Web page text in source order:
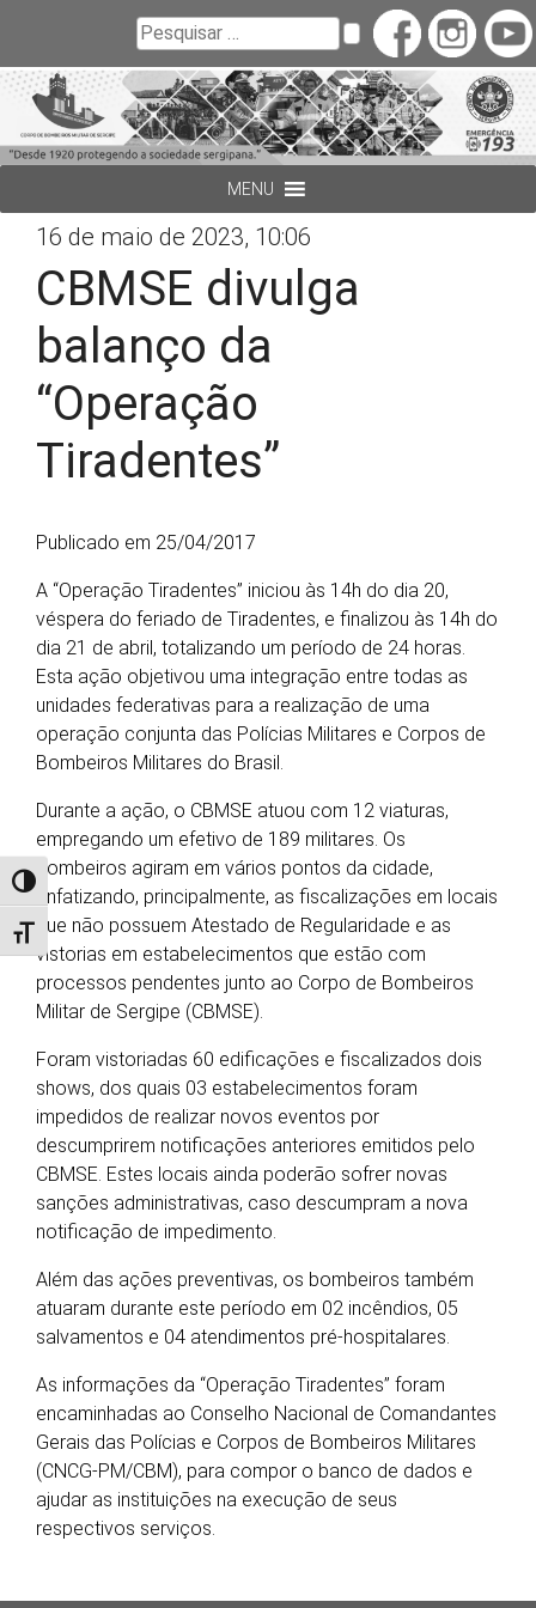
Alternar alto contraste
Alternar tamanho da fonte
Pesquisar Buscar
MENU
16 de maio de 2023, 10:06
CBMSE divulga
balanço da
“Operação
Tiradentes”
Publicado em 25/04/2017
A “Operação Tiradentes” iniciou às 14h do dia 20,
véspera do feriado de Tiradentes, e finalizou às 14h do
dia 21 de abril, totalizando um período de 24 horas.
Esta ação objetivou uma integração entre todas as
unidades federativas para a realização de uma
operação conjunta das Polícias Militares e Corpos de
Bombeiros Militares do Brasil.
Durante a ação, o CBMSE atuou com 12 viaturas,
empregando um efetivo de 189 militares. Os
bombeiros agiram em vários pontos da cidade,
enfatizando, principalmente, as fiscalizações em locais
que não possuem Atestado de Regularidade e as
vistorias em estabelecimentos que estão com
processos pendentes junto ao Corpo de Bombeiros
Militar de Sergipe (CBMSE).
Foram vistoriadas 60 edificações e fiscalizados dois
shows, dos quais 03 estabelecimentos foram
impedidos de realizar novos eventos por
descumprirem notificações anteriores emitidos pelo
CBMSE. Estes locais ainda poderão sofrer novas
sanções administrativas, caso descumpram a nova
notificação de impedimento.
Além das ações preventivas, os bombeiros também
atuaram durante este período em 02 incêndios, 05
salvamentos e 04 atendimentos pré-hospitalares.
As informações da “Operação Tiradentes” foram
encaminhadas ao Conselho Nacional de Comandantes
Gerais das Polícias e Corpos de Bombeiros Militares
(CNCG-PM/CBM), para compor o banco de dados e
ajudar as instituições na execução de seus
respectivos serviços.